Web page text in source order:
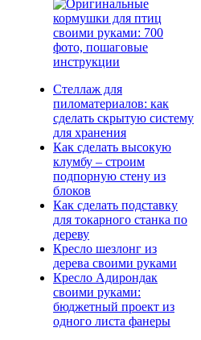
Стеллаж для
пиломатериалов: как
сделать скрытую систему
для хранения
Как сделать высокую
клумбу – строим
подпорную стену из
блоков
Как сделать подставку
для токарного станка по
дереву
Кресло шезлонг из
дерева своими руками
Кресло Адирондак
своими руками:
бюджетный проект из
одного листа фанеры